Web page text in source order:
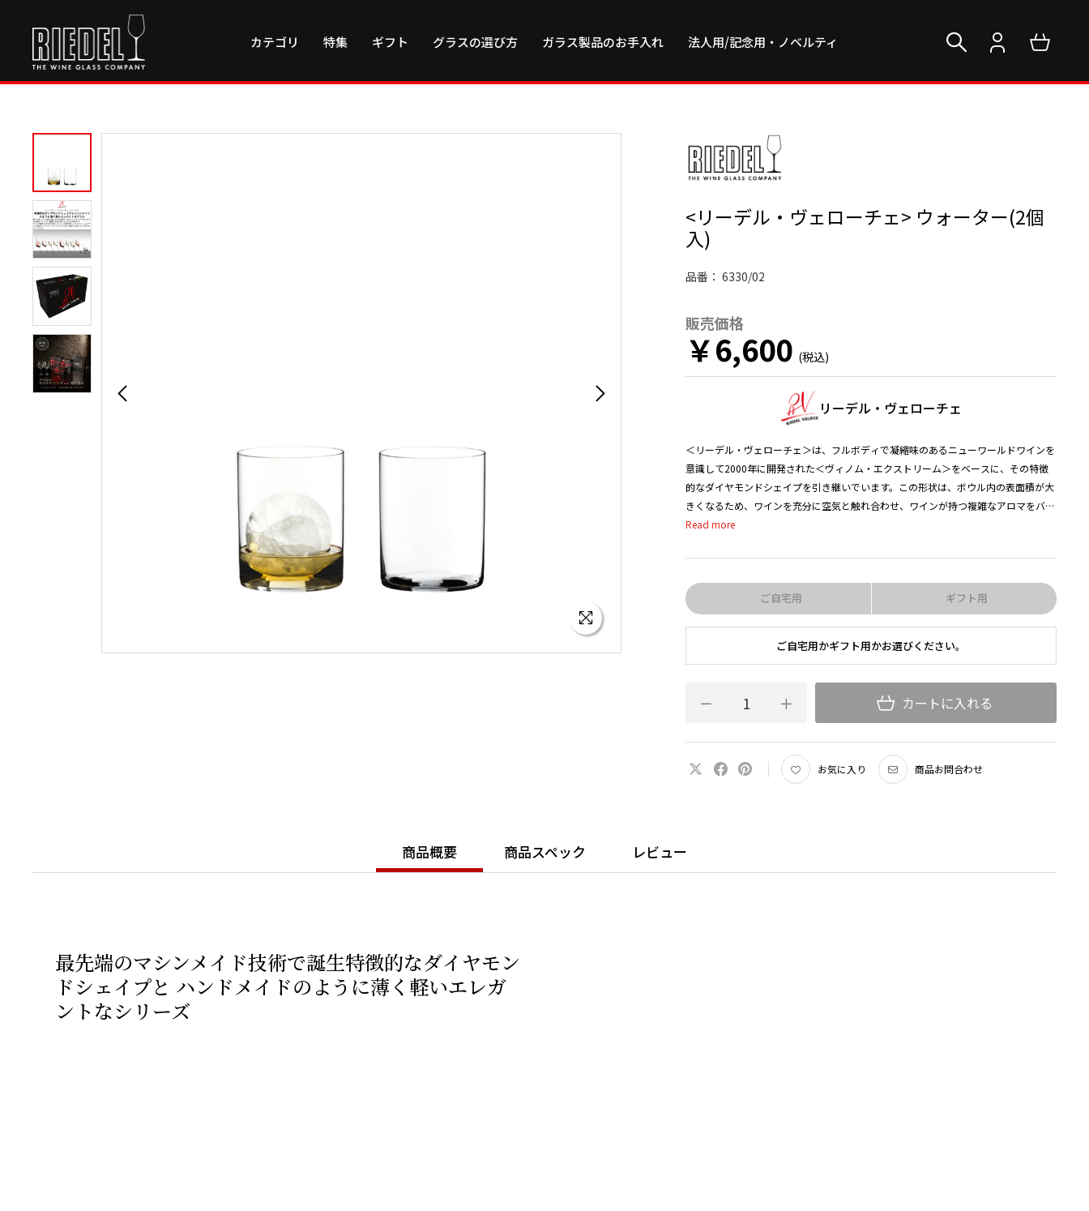
カテゴリ 特集 ギフト グラスの選び方 ガラス製品のお手入れ 法人用/記念用・ノベルティ
<リーデル・ヴェローチェ> ウォーター(2個
入)
品番：6330/02
販売価格
￥6,600
リーデル・ヴェローチェ
＜リーデル・ヴェローチェ＞は、フルボディで凝縮味のあるニューワールドワインを
意識して2000年に開発された＜ヴィノム・エクストリーム＞をベースに、その特徴
的なダイヤモンドシェイプを引き継いでいます。この形状は、ボウル内の表面積が大
きくなるため、ワインを充分に空気と触れ合わせ、ワインが持つ複雑なアロマをバラ
ンスよく引き出すことができます。また、細くて長いステム（脚）と薄いボウルを備
りが特徴です。
ドイツにあるワイデン工場では、特別に開発された最先端の製造ラインにより、これ
まで熟練のガラス職人にしかなし得なかった細さのステム（脚）や、直径10cm
でありながら食器洗浄機の使用も可能な耐久性も兼ね備えています。＜リーデル・ヴ
るシリーズです。
ご自宅用 ギフト用
ご自宅用かギフト用かお選びください。
カートに入れる
お気に入り 商品お問合わせ
商品概要 商品スペック レビュー
最先端のマシンメイド技術で誕生特徴的なダイヤモン
ドシェイプと ハンドメイドのように薄く軽いエレガ
ントなシリーズ